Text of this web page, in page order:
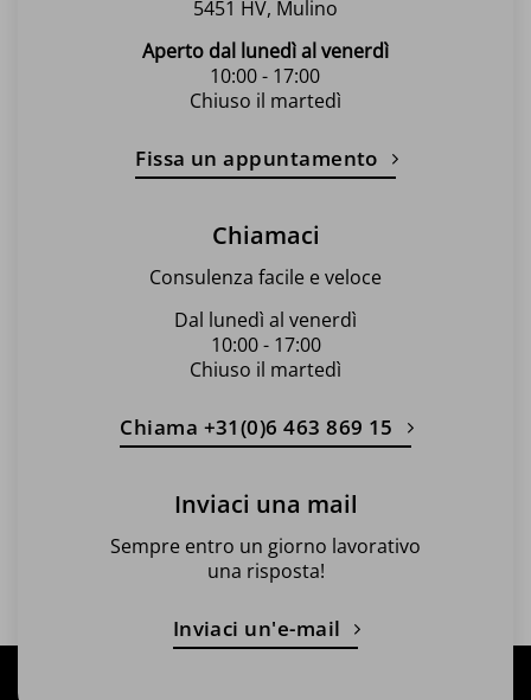
5451 HV, Mulino
Aperto dal lunedì al venerdì
10:00 - 17:00
Chiuso il martedì
Fissa un appuntamento
Chiamaci
Consulenza facile e veloce
Dal lunedì al venerdì
10:00 - 17:00
Chiuso il martedì
Chiama +31(0)6 463 869 15
Inviaci una mail
Sempre entro un giorno lavorativo
una risposta!
Inviaci un'e-mail